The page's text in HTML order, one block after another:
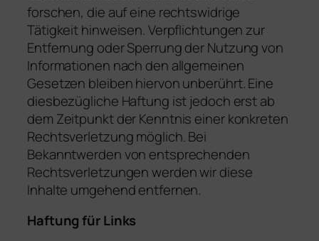
forschen, die auf eine rechtswidrige
Tätigkeit hinweisen. Verpflichtungen zur
Entfernung oder Sperrung der Nutzung von
Informationen nach den allgemeinen
Gesetzen bleiben hiervon unberührt. Eine
diesbezügliche Haftung ist jedoch erst ab
dem Zeitpunkt der Kenntnis einer konkreten
Rechtsverletzung möglich. Bei
Bekanntwerden von entsprechenden
Rechtsverletzungen werden wir diese
Inhalte umgehend entfernen.
Haftung für Links